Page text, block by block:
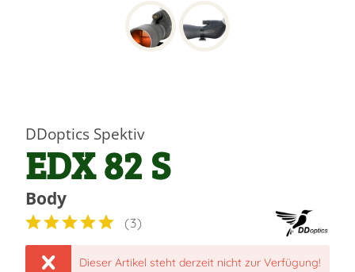
DDoptics Spektiv
EDX 82 S
Body
(3)
Dieser Artikel steht derzeit nicht zur Verfügung!